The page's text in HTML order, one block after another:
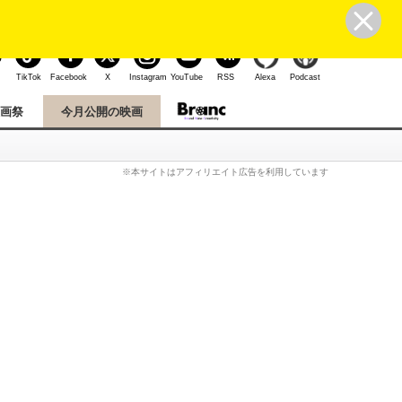
祭 今月公開の映画
※本サイトはアフィリエイト広告を利用しています
TikTok Facebook X Instagram YouTube RSS Alexa Podcast
こんにちは、ゲストさん